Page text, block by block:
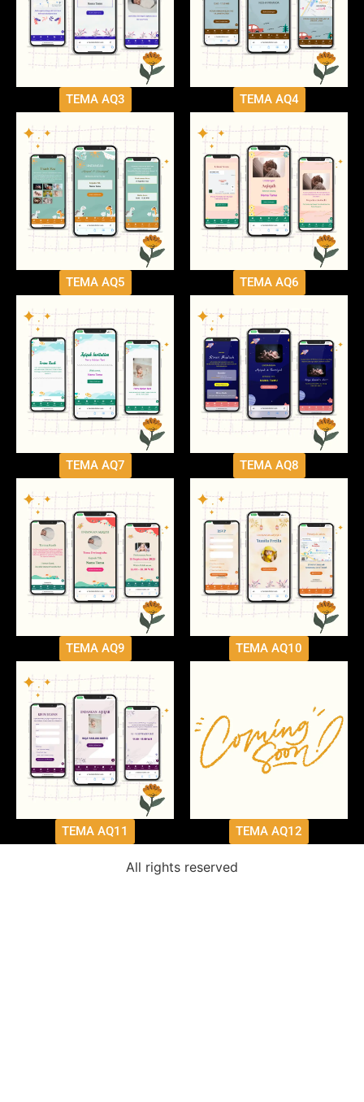
TEMA AQ3 TEMA AQ4
TEMA AQ5 TEMA AQ6
TEMA AQ7 TEMA AQ8
TEMA AQ9 TEMA AQ10
TEMA AQ11 TEMA AQ12
All rights reserved